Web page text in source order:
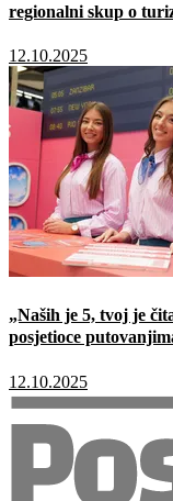
regionalni skup o
12.10.2025
„Naših je 5, tvoj je
posjetioce
12.10.2025